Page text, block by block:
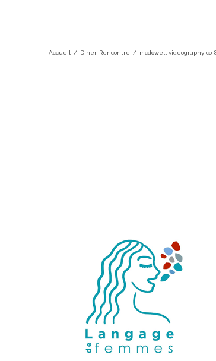
Accueil / Diner-Rencontre / mcdowell videography co-